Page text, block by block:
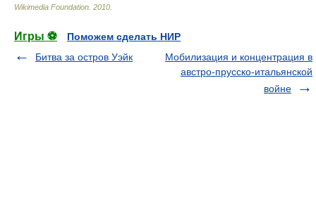
Wikimedia Foundation 2010
Игры ⚽
Поможем сделать НИР
Битва за остров Уэйк
Мобилизация и концентрация в
австро-прусско-итальянской
войне